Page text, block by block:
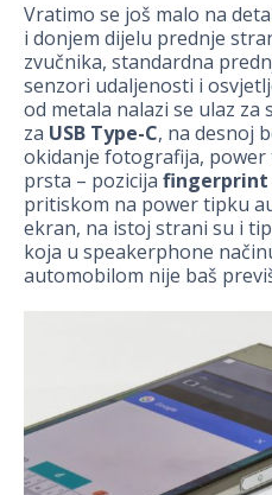
Vratimo se još malo na
i donjem dijelu prednje
zvučnika, standardna
senzori udaljenosti i
od metala nalazi se ulaz za
za USB Type-C, na desnoj
okidanje fotografija,
prsta – pozicija fingerprint
pritiskom na power tipku
ekran, na istoj strani su i
koja u speakerphone
automobilom nije baš